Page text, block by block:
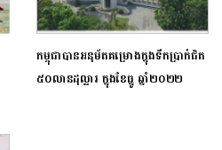
កម្ពុជាបានអនុម័តគម្រោងក្នុងទឹកប្រាក់ជិត
៥០លានដុល្លារ ក្នុងខែធ្នូ ឆ្នាំ២០២២